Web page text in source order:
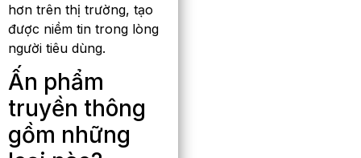
hơn trên thị trường, tạo
được niềm tin trong lòng
người tiêu dùng.
Ấn phẩm
truyền thông
gồm những